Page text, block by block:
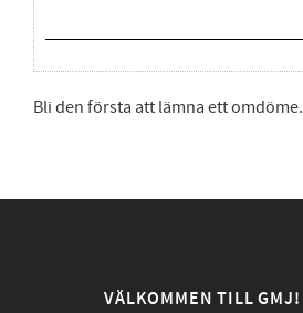
Bli den första att lämna ett omdöme.
VÄLKOMMEN TILL GMJ!